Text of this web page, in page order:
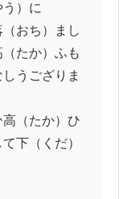
）に
おち）まし
たか）ふも
うござりま
（たか）ひ
下（くだ）